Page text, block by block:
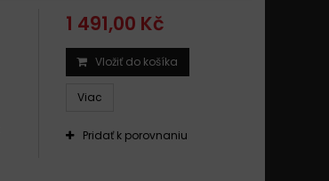
1 491,00 Kč
Vložiť do košíka
Viac
Pridať k porovnaniu